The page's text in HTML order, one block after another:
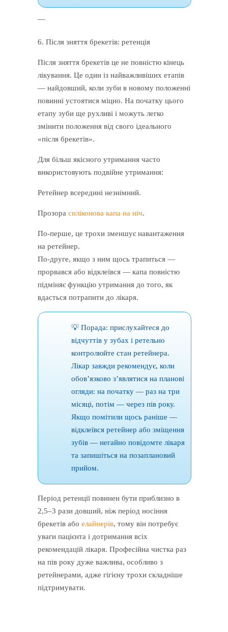
—
6. Після зняття брекетів: ретенція
Після зняття брекетів це не повністю кінець
лікування. Це один із найважливіших етапів
— найдовший, коли зуби в новому положенні
повинні устоятися міцно. На початку цього
етапу зуби ще рухливі і можуть легко
змінити положення від свого ідеального
«після брекетів».
Для більш якісного утримання часто
використовують подвійне утримання:
Ретейнер всередині незнімний.
Прозора силіконова капа на ніч.
По-перше, це трохи зменшує навантаження
на ретейнер.
По-друге, якщо з ним щось трапиться —
прорвався або відклеївся — капа повністю
підміняє функцію утримання до того, як
вдасться потрапити до лікаря.
💡 Порада: прислухайтеся до
відчуттів у зубах і ретельно
контролюйте стан ретейнера.
Лікар завжди рекомендує, коли
обов’язково з’являтися на планові
огляди: на початку — раз на три
місяці, потім — через пів року.
Якщо помітили щось раніше —
відклеївся ретейнер або зміщення
зубів — негайно повідомте лікаря
та запишіться на позаплановий
прийом.
Період ретенції повинен бути приблизно в
2,5–3 рази довший, ніж період носіння
брекетів або елайнерів, тому він потребує
уваги пацієнта і дотримання всіх
рекомендацій лікаря. Професійна чистка раз
на пів року дуже важлива, особливо з
ретейнерами, адже гігієну трохи складніше
підтримувати.